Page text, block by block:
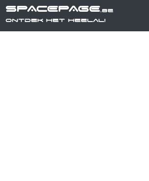
SPACEPAGE.be
Ontdek het heelal!